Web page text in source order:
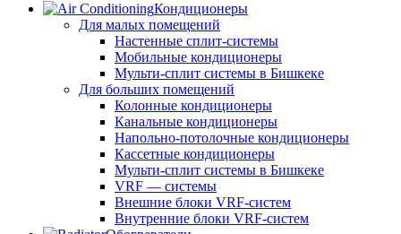
Кондиционеры
Для малых помещений
Настенные сплит-системы
Мобильные кондиционеры
Мульти-сплит системы в Бишкеке
Для больших помещений
Колонные кондиционеры
Канальные кондиционеры
Напольно-потолочные кондиционеры
Кассетные кондиционеры
Мульти-сплит системы в Бишкеке
VRF — системы
Внешние блоки VRF-систем
Внутренние блоки VRF-систем